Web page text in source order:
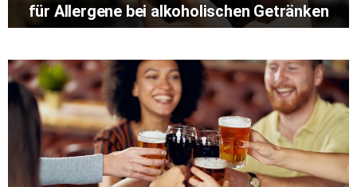
für Allergene bei alkoholischen Getränken